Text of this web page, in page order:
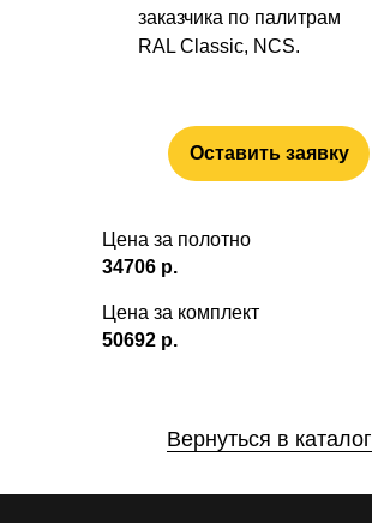
Цена за полотно
34706 р.
Цена за комплект
50692 р.
заказчика по палитрам
RAL Classic, NCS.
Вернуться в каталог
Оставить заявку